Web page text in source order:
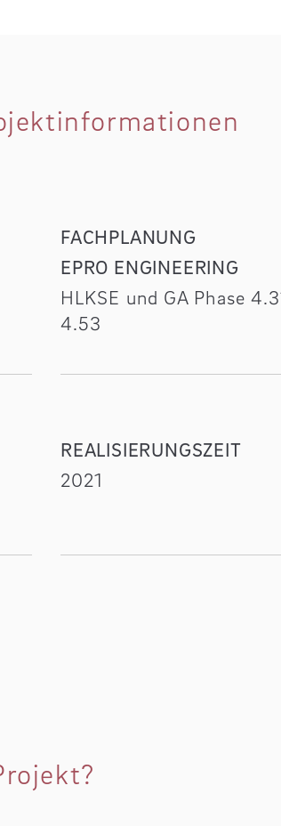
FACHPLANUNG
EPRO ENGINEERING
HLKSE und GA Phase
4.53
REALISIERUNGSZEIT
2021